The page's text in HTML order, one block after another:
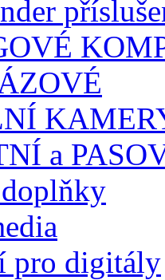
a
pro digitály